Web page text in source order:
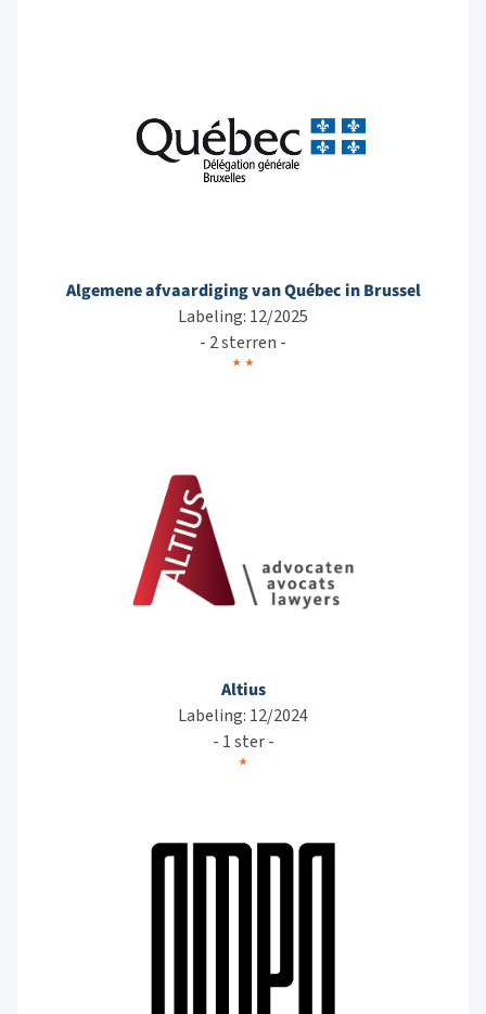
Algemene afvaardiging van Québec in Brussel
Labeling: 12/2025
- 2 sterren -
Altius
Labeling: 12/2024
- 1 ster -